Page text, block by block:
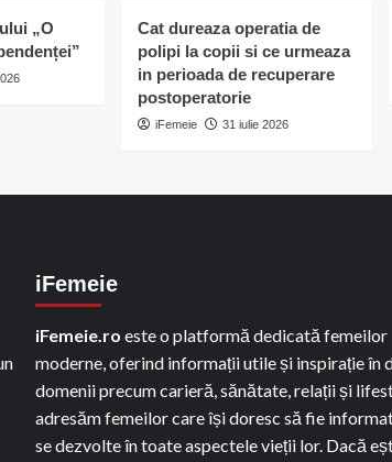
„O
Cat dureaza operatia de
polipi la copii si ce urmeaza
in perioada de recuperare
postoperatorie
iFemeie 31 iulie 2026
iFemeie
iFemeie.ro este o platformă dedicată femeilor
moderne, oferind informații utile și inspirație în
domenii precum carieră, sănătate, relații și
adresăm femeilor care își doresc să fie
se dezvolte în toate aspectele vieții lor. Dacă